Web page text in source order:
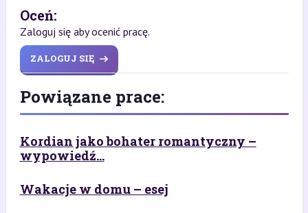
Oceń:
Zaloguj się aby ocenić pracę.
ZALOGUJ SIĘ
Powiązane prace:
Kordian jako bohater romantyczny –
wypowiedź...
Wakacje w domu – esej